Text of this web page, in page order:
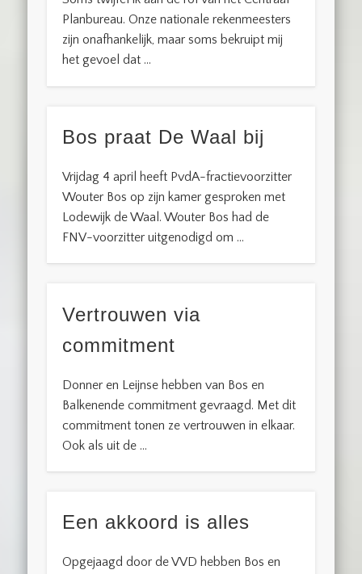
Planbureau. Onze nationale rekenmeesters
zijn onafhankelijk, maar soms bekruipt mij
het gevoel dat …
Bos praat De Waal bij
Vrijdag 4 april heeft PvdA-fractievoorzitter
Wouter Bos op zijn kamer gesproken met
Lodewijk de Waal. Wouter Bos had de
FNV-voorzitter uitgenodigd om …
Vertrouwen via
commitment
Donner en Leijnse hebben van Bos en
Balkenende commitment gevraagd. Met dit
commitment tonen ze vertrouwen in elkaar.
Ook als uit de …
Een akkoord is alles
Opgejaagd door de VVD hebben Bos en